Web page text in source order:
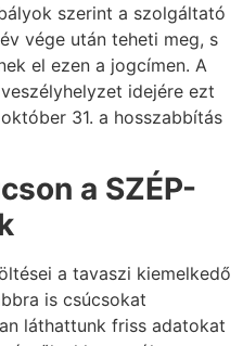
szerint a szolgáltató
vége után teheti meg, s
el ezen a jogcímen. A
idejére ezt
31. a hosszabbítás
a SZÉP-
a tavaszi kiemelkedő
is csúcsokat
láthattunk friss adatokat